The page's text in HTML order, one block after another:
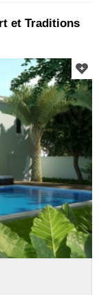
et Traditions